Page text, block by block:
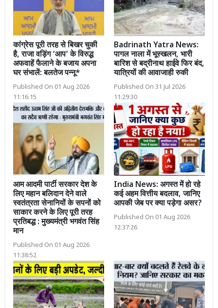
कांग्रेस पूरी तरह से बिखर चुकी
है, राजा वड़िंग ‘आप’ के विरुद्ध
अफवाहें फैलाने के बजाय अपना
घर संभालें: बलतेज पन्नू*
Published On 01 Aug 2026
11:16:15
Badrinath Yatra News:
पागल नाला में भूस्खलन, भारी
बारिश से बद्रीनाथ हाईवे फिर बंद,
यात्रियों की आवाजाही रुकी
Published On 31 Jul 2026
11:29:30
आम आदमी पार्टी सरकार देश के
लिए महान बलिदान देने वाले
स्वतंत्रता सेनानियों के सपनों को
साकार करने के लिए पूरी तरह
प्रतिबद्ध : मुख्यमंत्री भगवंत सिंह
मान
Published On 01 Aug 2026
11:38:52
India News: अगस्त में हो रहे
कई अहम वित्तीय बदलाव, जानिए
आपकी जेब पर क्या पड़ेगा असर?
Published On 01 Aug 2026
12:37:26